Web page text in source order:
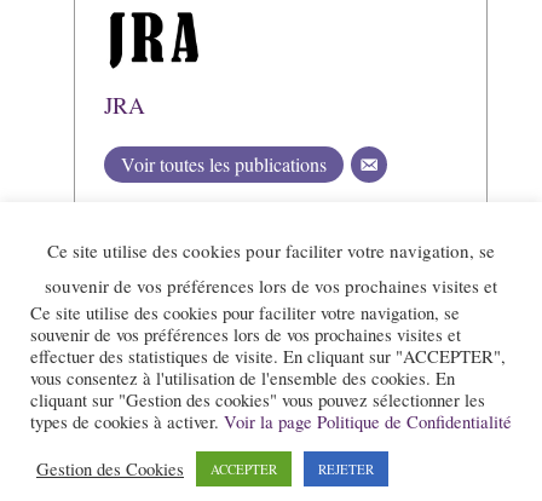
JRA
Voir toutes les publications
Le site et la newsletter Jazz-Rhone-Alpes.com sont édités par l’association
Ce site utilise des cookies pour faciliter votre navigation, se
souvenir de vos préférences lors de vos prochaines visites et
Ce site utilise des cookies pour faciliter votre navigation, se
souvenir de vos préférences lors de vos prochaines visites et
effectuer des statistiques de visite. En cliquant sur "ACCEPTER",
vous consentez à l'utilisation de l'ensemble des cookies. En
cliquant sur "Gestion des cookies" vous pouvez sélectionner les
types de cookies à activer. Voir la page Politique de Confidentialité
Gestion des Cookies ACCEPTER REJETER